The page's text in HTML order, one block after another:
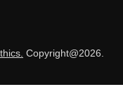
Copyright@2026.